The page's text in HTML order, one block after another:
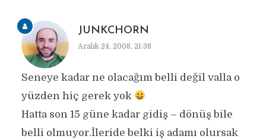
JUNKCHORN
Aralık 24, 2008, 21:38
Seneye kadar ne olacağım belli değil valla o
yüzden hiç gerek yok
Hatta son 15 güne kadar gidiş – dönüş bile
belli olmuyor.İleride belki iş adamı olursak